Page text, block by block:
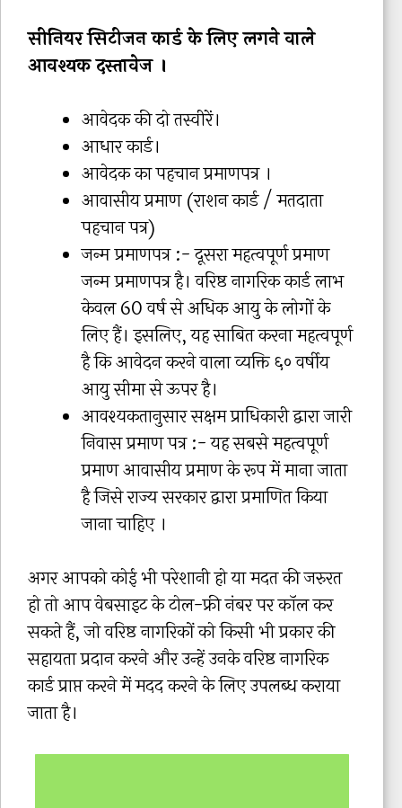
सीनियर सिटीजन कार्ड के लिए लगने वाले
आवश्यक दस्तावेज ।
आवेदक की दो तस्वीरें।
आधार कार्ड।
आवेदक का पहचान प्रमाणपत्र ।
आवासीय प्रमाण (राशन कार्ड / मतदाता
पहचान पत्र)
जन्म प्रमाणपत्र :- दूसरा महत्वपूर्ण प्रमाण
जन्म प्रमाणपत्र है। वरिष्ठ नागरिक कार्ड लाभ
केवल 60 वर्ष से अधिक आयु के लोगों के
लिए हैं। इसलिए, यह साबित करना महत्वपूर्ण
है कि आवेदन करने वाला व्यक्ति ६० वर्षीय
आयु सीमा से ऊपर है।
आवश्यकतानुसार सक्षम प्राधिकारी द्वारा जारी
निवास प्रमाण पत्र :- यह सबसे महत्वपूर्ण
प्रमाण आवासीय प्रमाण के रूप में माना जाता
है जिसे राज्य सरकार द्वारा प्रमाणित किया
जाना चाहिए ।
अगर आपको कोई भी परेशानी हो या मदत की जरुरत
हो तो आप वेबसाइट के टोल-फ्री नंबर पर कॉल कर
सकते हैं, जो वरिष्ठ नागरिकों को किसी भी प्रकार की
सहायता प्रदान करने और उन्हें उनके वरिष्ठ नागरिक
कार्ड प्राप्त करने में मदद करने के लिए उपलब्ध कराया
जाता है।